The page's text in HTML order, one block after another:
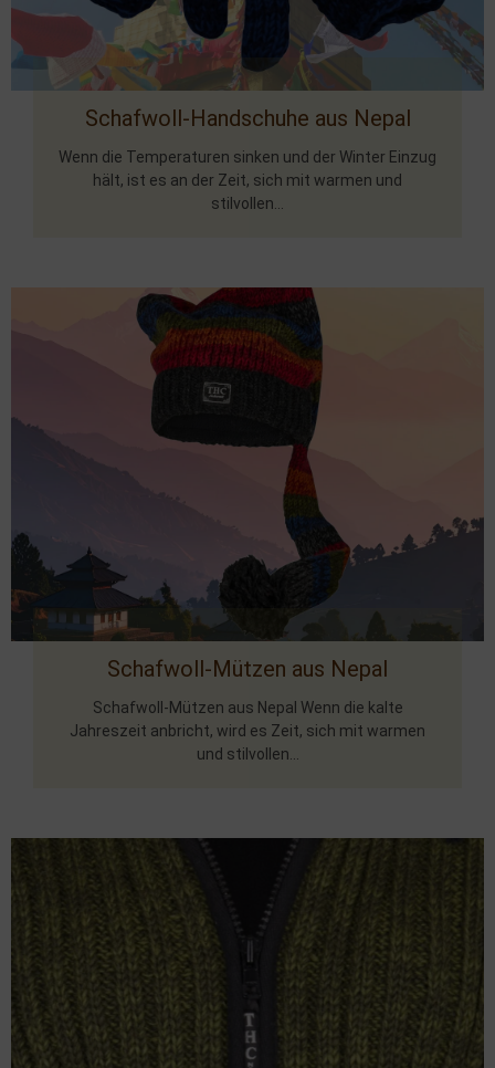
Schafwoll-Handschuhe aus Nepal
Wenn die Temperaturen sinken und der Winter Einzug
hält, ist es an der Zeit, sich mit warmen und
stilvollen...
Schafwoll-Mützen aus Nepal
Schafwoll-Mützen aus Nepal Wenn die kalte
Jahreszeit anbricht, wird es Zeit, sich mit warmen
und stilvollen...